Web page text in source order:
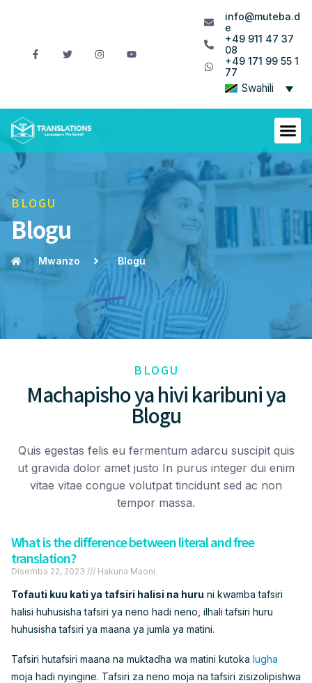
info@muteba.d
e
+49 911 47 37
08
+49 171 99 55 1
77
Swahili
BLOGU
Blogu
Mwanzo Blogu
BLOGU
Machapisho ya hivi karibuni ya
Blogu
Quis egestas felis eu fermentum adarcu suscipit quis
ut gravida dolor amet justo In purus integer dui enim
vitae vitae congue volutpat tincidunt sed ac non
tempor massa.
What is the difference between literal and free
translation?
Disemba 22, 2023 Hakuna Maoni
Tofauti kuu kati ya tafsiri halisi na huru ni kwamba tafsiri
halisi huhusisha tafsiri ya neno hadi neno, ilhali tafsiri huru
huhusisha tafsiri ya maana ya jumla ya matini.
Tafsiri hutafsiri maana na muktadha wa matini kutoka lugha
moja hadi nyingine. Tafsiri za neno moja na tafsiri zisizolipishwa